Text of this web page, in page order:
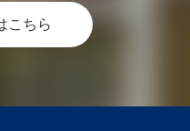
こちら